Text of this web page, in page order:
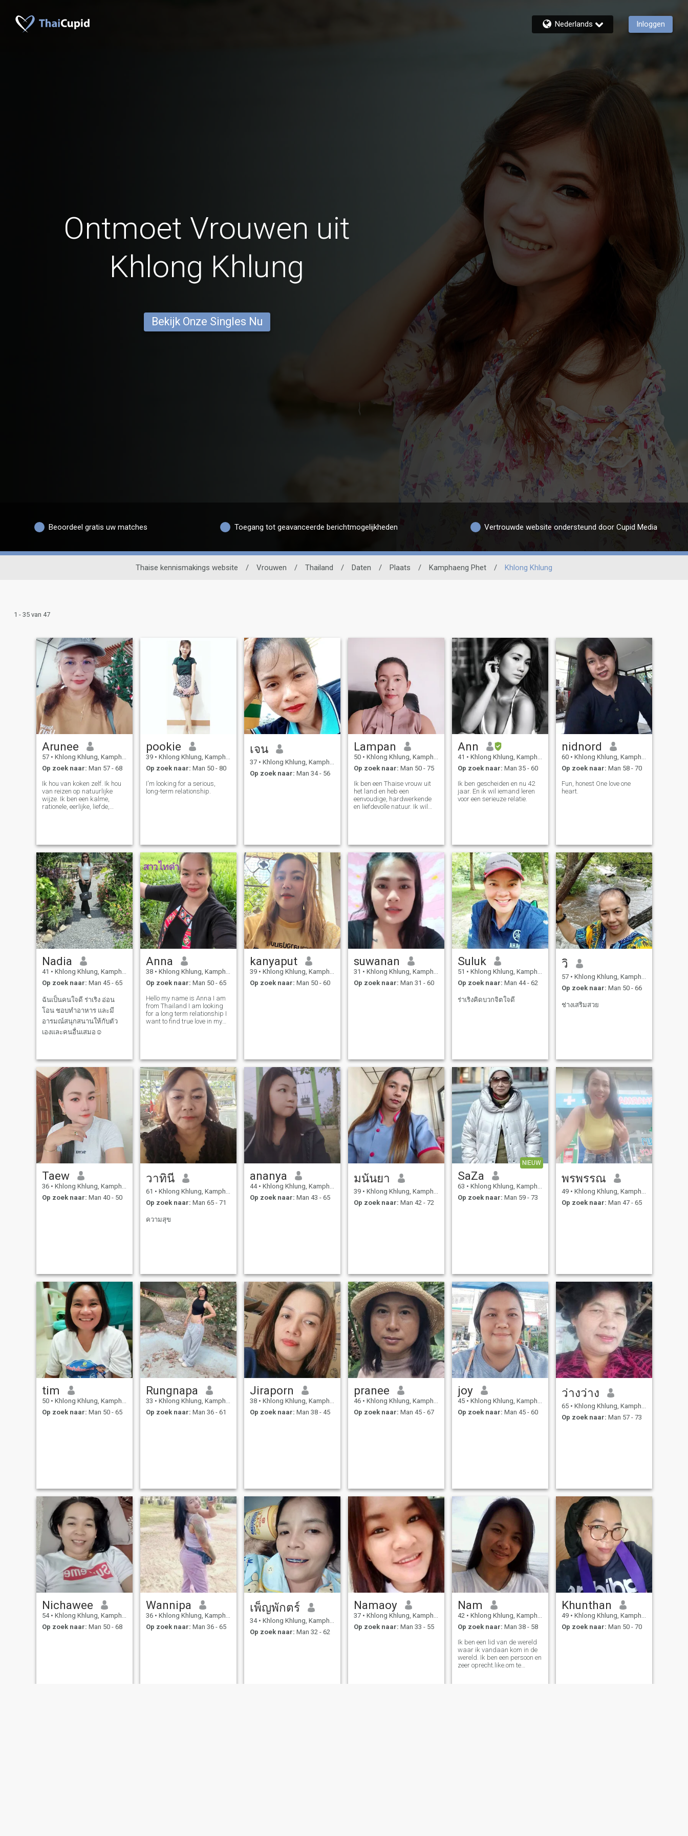
Nederlands Inloggen
Ontmoet Vrouwen uit
Khlong Khlung
Bekijk Onze Singles Nu
Beoordeel gratis uw matches Toegang tot geavanceerde berichtmogelijkheden Vertrouwde website ondersteund door Cupid Media
Thaise kennismakings website / Vrouwen / Thailand / Daten / Plaats / Kamphaeng Phet / Khlong Khlung
1 - 35 van 47
Arunee
57 • Khlong Khlung, Kamphaeng Phet, Thailand
Op zoek naar: Man 57 - 68
Ik hou van koken zelf. Ik hou
van reizen op natuurlijke
wijze. Ik ben een kalme,
rationele, eerlijke, liefde,
graag voor mezelf. Ik reis
graag in de natuur ik ben
een kalm, redelijk persoon.
Eerlijk, liefde, vertrouwen zijn
de belangrijkste dingen om
samen te leven. we
ontmoetten elkaar toen we al
bejaard waren.
pookie
39 • Khlong Khlung, Kamphaeng Phet, Thailand
Op zoek naar: Man 50 - 80
I'm looking for a serious,
long-term relationship.
เจน
37 • Khlong Khlung, Kamphaeng Phet, Thailand
Op zoek naar: Man 34 - 56
Lampan
50 • Khlong Khlung, Kamphaeng Phet, Thailand
Op zoek naar: Man 50 - 75
Ik ben een Thaise vrouw uit
het land en heb een
eenvoudige, hardwerkende
en liefdevolle natuur. Ik wil
zijn.
Ann
41 • Khlong Khlung, Kamphaeng Phet, Thailand
Op zoek naar: Man 35 - 60
Ik ben gescheiden en nu 42
jaar. En ik wil iemand leren
voor een serieuze relatie.
nidnord
60 • Khlong Khlung, Kamphaeng Phet, Thailand
Op zoek naar: Man 58 - 70
Fun, honest One love one
heart.
Nadia
41 • Khlong Khlung, Kamphaeng Phet, Thailand
Op zoek naar: Man 45 - 65
ฉันเป็นคนใจดี ร่าเริง อ่อน
โอน ชอบทำอาหาร และมี
อารมณ์สนุกสนานให้กับตัว
เองและคนอื่นเสมอ☺️
Anna
38 • Khlong Khlung, Kamphaeng Phet, Thailand
Op zoek naar: Man 50 - 65
Hello my name is Anna I am
from Thailand I am looking
for a long term relationship I
want to find true love in my
kanyaput
39 • Khlong Khlung, Kamphaeng Phet, Thailand
Op zoek naar: Man 50 - 60
suwanan
31 • Khlong Khlung, Kamphaeng Phet, Thailand
Op zoek naar: Man 31 - 60
Suluk
51 • Khlong Khlung, Kamphaeng Phet, Thailand
Op zoek naar: Man 44 - 62
ร่าเริงคิดบวกจิตใจดี
วิ​
57 • Khlong Khlung, Kamphaeng Phet, Thailand
Op zoek naar: Man 50 - 66
ช่างเสริมสวย​
Taew
36 • Khlong Khlung, Kamphaeng Phet, Thailand
Op zoek naar: Man 40 - 50
วาทินี
61 • Khlong Khlung, Kamphaeng Phet, Thailand
Op zoek naar: Man 65 - 71
ความสุข
ananya
44 • Khlong Khlung, Kamphaeng Phet, Thailand
Op zoek naar: Man 43 - 65
มนันยา
39 • Khlong Khlung, Kamphaeng Phet, Thailand
Op zoek naar: Man 42 - 72
NIEUW
SaZa
63 • Khlong Khlung, Kamphaeng Phet, Thailand
Op zoek naar: Man 59 - 73
พรพรรณ
49 • Khlong Khlung, Kamphaeng Phet, Thailand
Op zoek naar: Man 47 - 65
tim
50 • Khlong Khlung, Kamphaeng Phet, Thailand
Op zoek naar: Man 50 - 65
Rungnapa
33 • Khlong Khlung, Kamphaeng Phet, Thailand
Op zoek naar: Man 36 - 61
Jiraporn
38 • Khlong Khlung, Kamphaeng Phet, Thailand
Op zoek naar: Man 38 - 45
pranee
46 • Khlong Khlung, Kamphaeng Phet, Thailand
Op zoek naar: Man 45 - 67
joy
45 • Khlong Khlung, Kamphaeng Phet, Thailand
Op zoek naar: Man 45 - 60
ว่างว่าง
65 • Khlong Khlung, Kamphaeng Phet, Thailand
Op zoek naar: Man 57 - 73
Nichawee
54 • Khlong Khlung, Kamphaeng Phet, Thailand
Op zoek naar: Man 50 - 68
Wannipa
36 • Khlong Khlung, Kamphaeng Phet, Thailand
Op zoek naar: Man 36 - 65
เพ็ญพักตร์
34 • Khlong Khlung, Kamphaeng Phet, Thailand
Op zoek naar: Man 32 - 62
Namaoy
37 • Khlong Khlung, Kamphaeng Phet, Thailand
Op zoek naar: Man 33 - 55
Nam
42 • Khlong Khlung, Kamphaeng Phet, Thailand
Op zoek naar: Man 38 - 58
Ik ben een lid van de wereld
waar ik vandaan kom in de
wereld. Ik ben een persoon en
zeer oprecht.like.om te
Khunthan
49 • Khlong Khlung, Kamphaeng Phet, Thailand
Op zoek naar: Man 50 - 70